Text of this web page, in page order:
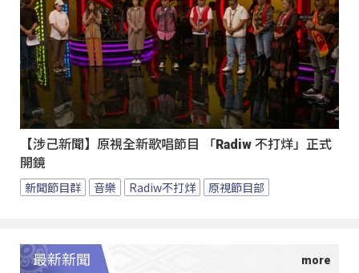
【涉己新聞】原視全新歌唱節目 「Radiw 不打烊」正式
開鏡
新聞節目群 音樂 Radiw不打烊 原視節目部
最新新聞